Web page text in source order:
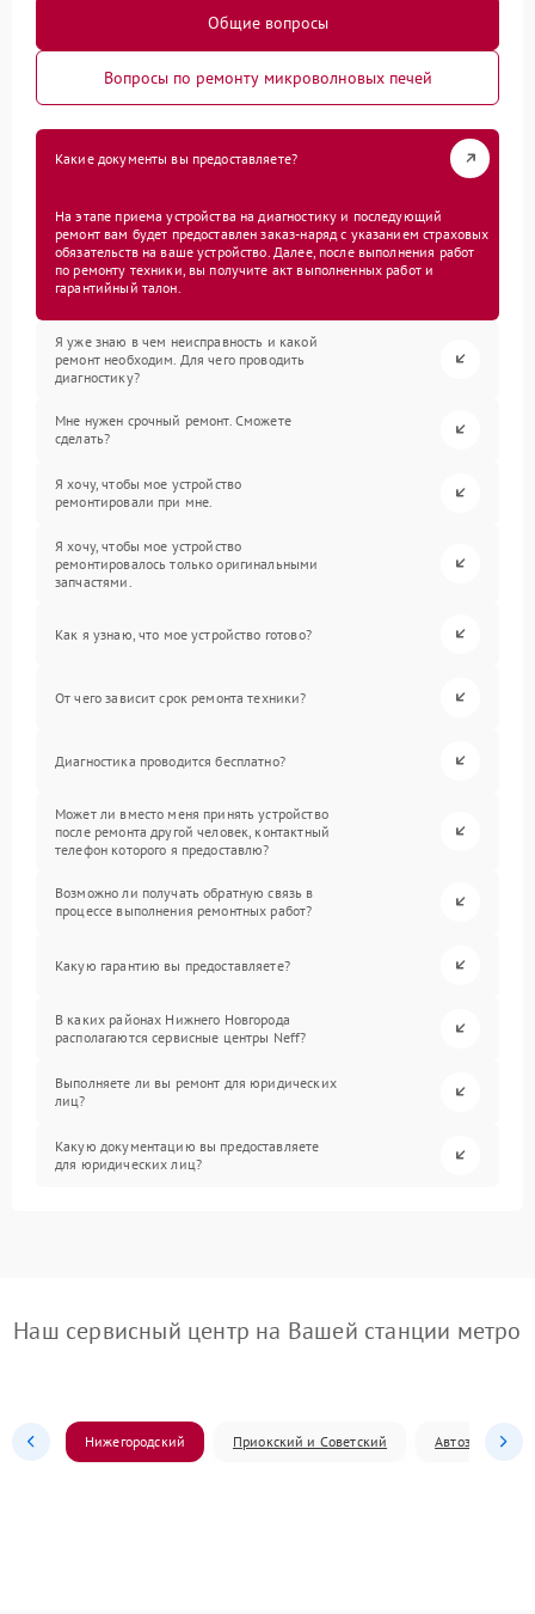
Общие вопросы
Вопросы по ремонту микроволновых печей
Какие документы вы предоставляете?
На этапе приема устройства на диагностику и последующий
ремонт вам будет предоставлен заказ-наряд с указанием страховых
обязательств на ваше устройство. Далее, после выполнения работ
по ремонту техники, вы получите акт выполненных работ и
гарантийный талон.
Я уже знаю в чем неисправность и какой
ремонт необходим. Для чего проводить
диагностику?
Мне нужен срочный ремонт. Сможете
сделать?
Я хочу, чтобы мое устройство
ремонтировали при мне.
Я хочу, чтобы мое устройство
ремонтировалось только оригинальными
запчастями.
Как я узнаю, что мое устройство готово?
От чего зависит срок ремонта техники?
Диагностика проводится бесплатно?
Может ли вместо меня принять устройство
после ремонта другой человек, контактный
телефон которого я предоставлю?
Возможно ли получать обратную связь в
процессе выполнения ремонтных работ?
Какую гарантию вы предоставляете?
В каких районах Нижнего Новгорода
располагаются сервисные центры Neff?
Выполняете ли вы ремонт для юридических
лиц?
Какую документацию вы предоставляете
для юридических лиц?
Наш сервисный центр на Вашей станции метро
Нижегородский Приокский и Советский Автозаводский